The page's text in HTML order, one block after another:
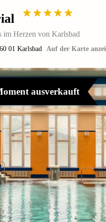
im Herzen von Karlsbad
01 Karlsbad Auf der Karte
ausverkauft